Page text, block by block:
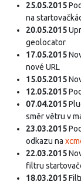
25.05.2015
na
20.05.2015
geolocator
17.05.2015
nové URL
15.05.2015
12.05.2015
07.04.2015
směr větru v
23.03.2015
odkazu na
22.03.2015
filtru
18.03.2015